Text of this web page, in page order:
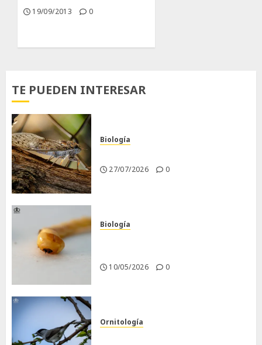
19/09/2013 0
TE PUEDEN INTERESAR
Biología
27/07/2026 0
Biología
10/05/2026 0
Ornitología